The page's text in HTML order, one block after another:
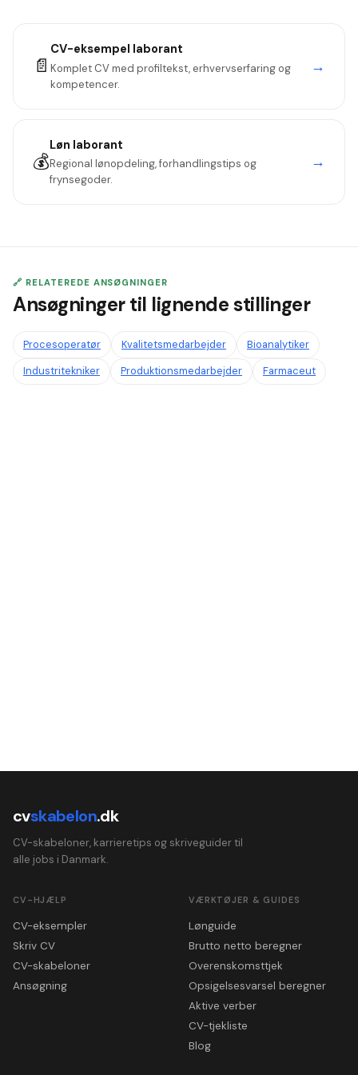
📄
CV-eksempel laborant
Komplet CV med profiltekst, erhvervserfaring og
kompetencer.
→
💰
Løn laborant
Regional lønopdeling, forhandlingstips og
frynsegoder.
→
🔗 RELATEREDE ANSØGNINGER
Ansøgninger til lignende stillinger
Procesoperatør Kvalitetsmedarbejder
Bioanalytiker
Industritekniker
Produktionsmedarbejder Farmaceut
cvskabelon.dk
CV-skabeloner, karrieretips og skriveguider til
alle jobs i Danmark.
CV-HJÆLP
CV-eksempler
Skriv CV
CV-skabeloner
Ansøgning
VÆRKTØJER & GUIDES
Lønguide
Brutto netto beregner
Overenskomsttjek
Opsigelsesvarsel beregner
Aktive verber
CV-tjekliste
Blog